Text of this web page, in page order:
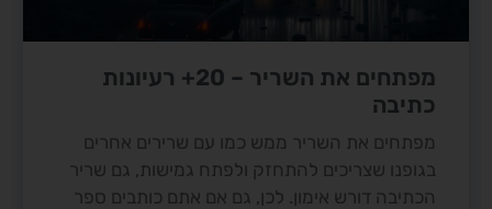
מפתחים את השריר – 20+ רעיונות
כתיבה
מפתחים את השריר ממש כמו עם שרירים אחרים
בגופנו שצריכים להתחזק ולפתח גמישות, גם שריר
הכתיבה דורש אימון. לכן, גם אם אתם כותבים ספר